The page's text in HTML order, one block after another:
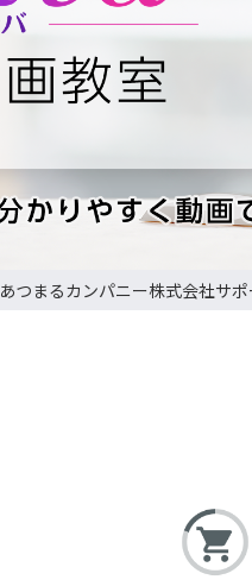
あつまるカンパニー株式会社